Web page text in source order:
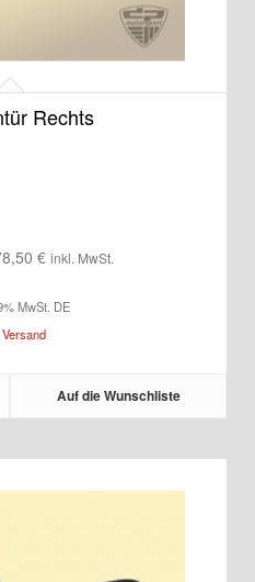
Rechts
€Preisspanne:
bis
178,50 €
inkl. MwSt.
MwSt. DE
Versand
Auf die Wunschliste